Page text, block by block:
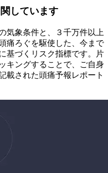
しています
気象条件と、３千万件以上
痛ろぐを駆使した、今まで
基づくリスク指標です。片
キングすることで、ご自身
載された頭痛予報レポート